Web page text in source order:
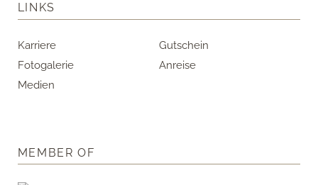
LINKS
Karriere
Gutschein
Fotogalerie
Anreise
Medien
MEMBER OF